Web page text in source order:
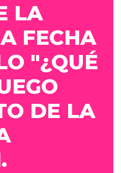
LA
FECHA
"¿QUÉ
DE LA